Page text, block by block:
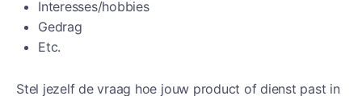
Interesses/hobbies
Gedrag
Etc.
Stel jezelf de vraag hoe jouw product of dienst past in